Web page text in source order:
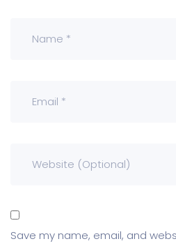
Save my name, email, and